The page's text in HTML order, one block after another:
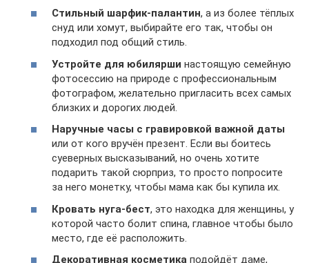
Стильный шарфик-палантин, а из более тёплых
снуд или хомут, выбирайте его так, чтобы он
подходил под общий стиль.
Устройте для юбилярши настоящую семейную
фотосессию на природе с профессиональным
фотографом, желательно пригласить всех самых
близких и дорогих людей.
Наручные часы с гравировкой важной даты
или от кого вручён презент. Если вы боитесь
суеверных высказываний, но очень хотите
подарить такой сюрприз, то просто попросите
за него монетку, чтобы мама как бы купила их.
Кровать нуга-бест, это находка для женщины, у
которой часто болит спина, главное чтобы было
место, где её расположить.
Декоративная косметика подойдёт даме,